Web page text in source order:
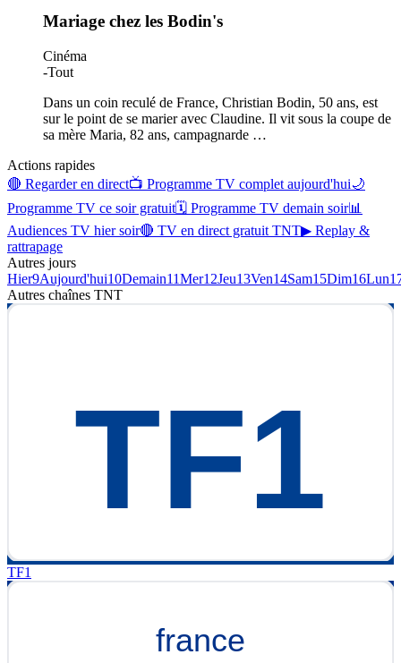
Mariage chez les Bodin's
Cinéma
-Tout
Dans un coin reculé de France, Christian Bodin, 50 ans, est
sur le point de se marier avec Claudine. Il vit sous la coupe de
sa mère Maria, 82 ans, campagnarde …
Actions rapides
🔴 Regarder en direct📺 Programme TV complet aujourd'hui🌙
Programme TV ce soir gratuit🗓 Programme TV demain soir📊
Audiences TV hier soir🔴 TV en direct gratuit TNT▶ Replay &
rattrapage
Autres jours
Hier9Aujourd'hui10Demain11Mer12Jeu13Ven14Sam15Dim16Lun
Autres chaînes TNT
TF1